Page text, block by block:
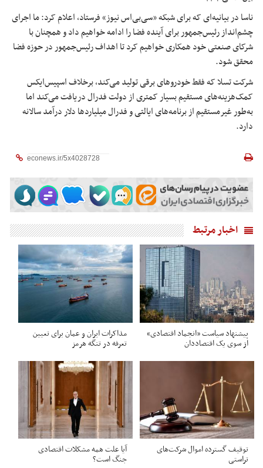
ناسا در بیانیه‌ای که برای شبکه «سی‌بی‌اس نیوز» فرستاد، اعلام کرد: ما اجرای
چشم‌انداز رئیس‌جمهور برای آینده فضا را ادامه خواهیم داد و همچنان با
شرکای صنعتی خود همکاری خواهیم کرد تا اهداف رئیس‌جمهور در حوزه فضا
محقق شود.
شرکت تسلا که فقط خودروهای برقی تولید می‌کند، برخلاف اسپیس‌ایکس
کمک‌هزینه‌های مستقیم بسیار کمتری از دولت فدرال دریافت می‌کند اما
به‌طور غیرمستقیم از برنامه‌های ایالتی و فدرال میلیاردها دلار درآمد سالانه
دارد.
اخبار مرتبط
پیشنهاد سیاست «انجماد اقتصادی»
از سوی یک اقتصاددان
مذاکرات ایران و عمان برای تعیین
تعرفه در تنگه هرمز
توقیف گسترده اموال شرکت‌های
تراستی
آیا علت همه مشکلات اقتصادی
جنگ است؟